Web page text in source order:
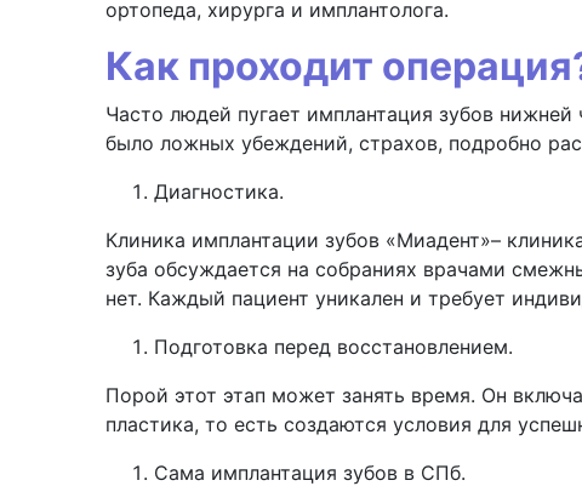
ортопеда, хирурга и имплантолога.
Как проходит
Часто людей пугает имплантация зубов нижней
было ложных убеждений, страхов, подробно
Диагностика.
Клиника имплантации зубов «Миадент»–
зуба обсуждается на собраниях врачами
нет. Каждый пациент уникален и требует
Подготовка перед восстановлением.
Порой этот этап может занять время. Он
пластика, то есть создаются условия для
Сама имплантация зубов в СПб.